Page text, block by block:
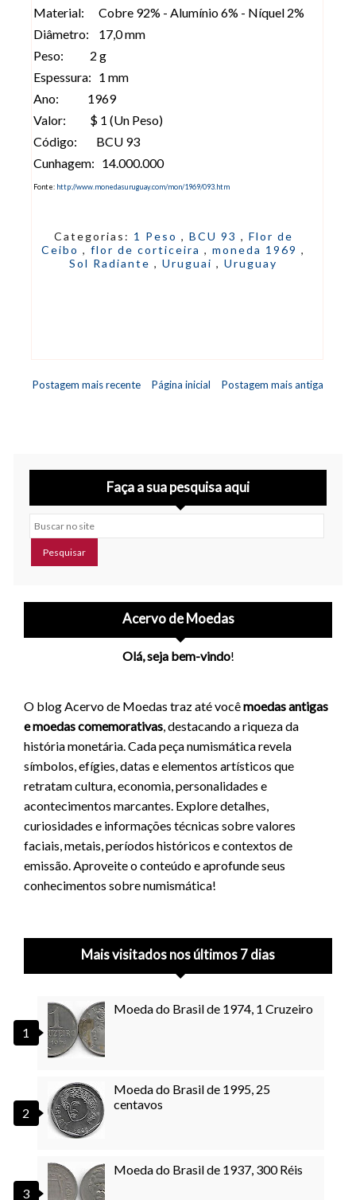
Material: Cobre 92% - Alumínio 6% - Níquel 2%
Diâmetro: 17,0 mm
Peso: 2 g
Espessura: 1 mm
Ano: 1969
Valor: $ 1 (Un Peso)
Código: BCU 93
Cunhagem: 14.000.000
Fonte: http://www.monedasuruguay.com/mon/1969/093.htm
Categorias: 1 Peso , BCU 93 , Flor de
Ceibo , flor de corticeira , moneda 1969 ,
Sol Radiante , Uruguai , Uruguay
Postagem mais recente Postagem mais antiga
Página inicial
Faça a sua pesquisa aqui
Buscar no site
Acervo de Moedas
Olá, seja bem-vindo!
O blog Acervo de Moedas traz até vocêmoedas antigas
e moedas comemorativas, destacando a riqueza da
história monetária. Cada peça numismática revela
símbolos, efígies, datas e elementos artísticos que
retratam cultura, economia, personalidades e
acontecimentos marcantes. Explore detalhes,
curiosidades e informações técnicas sobre valores
faciais, metais, períodos históricos e contextos de
emissão. Aproveite o conteúdo e aprofunde seus
conhecimentos sobre numismática!
Mais visitados nos últimos 7 dias
Moeda do Brasil de 1974, 1 Cruzeiro
Moeda do Brasil de 1995, 25
centavos
Moeda do Brasil de 1937, 300 Réis